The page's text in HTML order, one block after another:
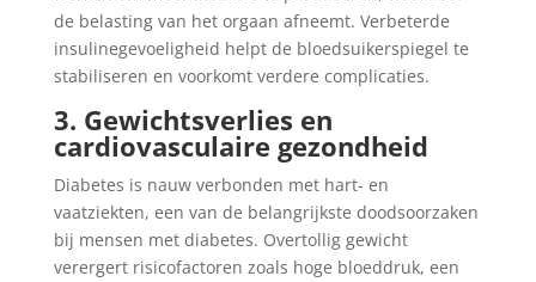
de belasting van het orgaan afneemt. Verbeterde
insulinegevoeligheid helpt de bloedsuikerspiegel te
stabiliseren en voorkomt verdere complicaties.
3. Gewichtsverlies en
cardiovasculaire gezondheid
Diabetes is nauw verbonden met hart- en
vaatziekten, een van de belangrijkste doodsoorzaken
bij mensen met diabetes. Overtollig gewicht
verergert risicofactoren zoals hoge bloeddruk, een